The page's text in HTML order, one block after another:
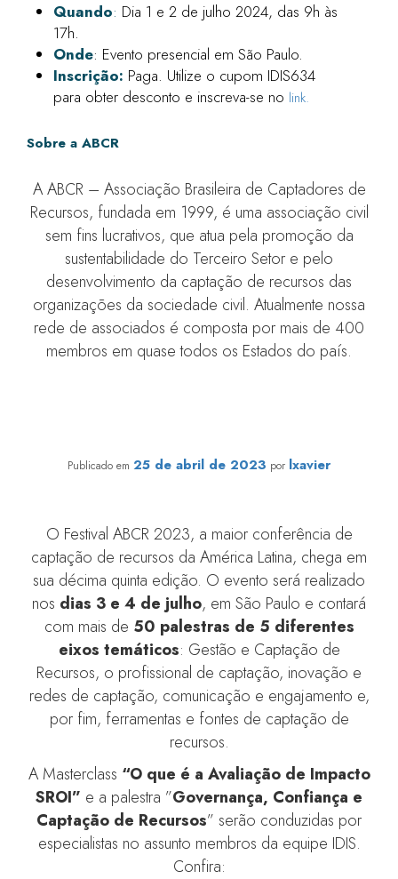
Quando: Dia 1 e 2 de julho 2024, das 9h às
17h.
Onde: Evento presencial em São Paulo.
Inscrição: Paga. Utilize o cupom IDIS634
para obter desconto e inscreva-se no link.
Sobre a ABCR
A ABCR – Associação Brasileira de Captadores de
Recursos, fundada em 1999, é uma associação civil
sem fins lucrativos, que atua pela promoção da
sustentabilidade do Terceiro Setor e pelo
desenvolvimento da captação de recursos das
organizações da sociedade civil. Atualmente nossa
rede de associados é composta por mais de 400
membros em quase todos os Estados do país.
Publicado em 25 de abril de 2023 por lxavier
O Festival ABCR 2023, a maior conferência de
captação de recursos da América Latina, chega em
sua décima quinta edição. O evento será realizado
nos dias 3 e 4 de julho, em São Paulo e contará
com mais de 50 palestras de 5 diferentes
eixos temáticos: Gestão e Captação de
Recursos, o profissional de captação, inovação e
redes de captação, comunicação e engajamento e,
por fim, ferramentas e fontes de captação de
recursos.
A Masterclass “O que é a Avaliação de Impacto
SROI” e a palestra ”Governança, Confiança e
Captação de Recursos” serão conduzidas por
especialistas no assunto membros da equipe IDIS.
Confira: